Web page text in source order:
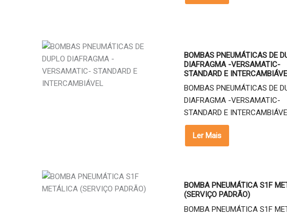
BOMBAS PNEUMÁTICAS DE
DIAFRAGMA -VERSAMATIC-
STANDARD E
BOMBAS PNEUMÁTICAS DE
DIAFRAGMA -VERSAMATIC-
STANDARD E
Ler Mais
BOMBA PNEUMÁTICA S1F
(SERVIÇO PADRÃO)
BOMBA PNEUMÁTICA S1F